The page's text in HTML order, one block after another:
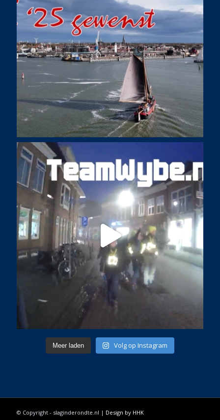
Meer laden Volg op Instagram
© Copyright - slaginderondte.nl | Design by HHK